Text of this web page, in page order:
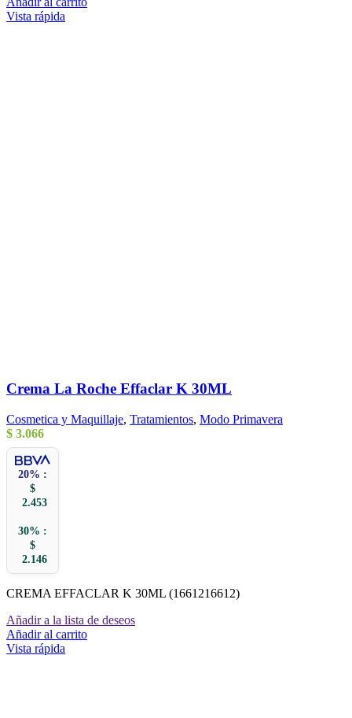
Vista rápida
Crema La Roche Effaclar K 30ML
Cosmetica y Maquillaje, Tratamientos, Modo Primavera
$ 3.066
20% :
$
2.453
30% :
$
2.146
CREMA EFFACLAR K 30ML (1661216612)
Añadir a la lista de deseos
Añadir al carrito
Vista rápida